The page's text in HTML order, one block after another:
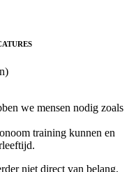
we mensen nodig zoals
training kunnen en
niet direct van belang.